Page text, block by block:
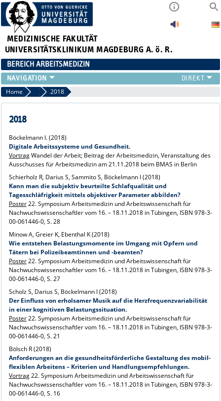
MEDIZINISCHE FAKULTÄT
UNIVERSITÄTSKLINIKUM MAGDEBURG A. ö. R.
BEREICH ARBEITSMEDIZIN
INSTITUT
TEAM
ARBEITSGRUPPEN
LEHRE
FORSCHUNG
PUBLIKATIONEN
AKTUELLES
Home Vorträge und Poster
2018
2018
Böckelmann I. (2018)
Digitale Arbeitssysteme und Gesundheit.
VortragWandel der Arbeit; Beitrag der Arbeitsmedizin, Veranstaltung des
Ausschusses für Arbeitsmedizin am 21.11.2018 beim BMAS in Berlin
Schierholz R, Darius S, Sammito S, Böckelmann I (2018)
Kann man die subjektiv beurteilte Schlafqualität und
Tagesschläfrigkeit mittels objektiver Parameter abbilden?
Poster22. Symposium Arbeitsmedizin und Arbeitswissenschaft für
Nachwuchswissenschaftler vom 16. – 18.11.2018 in Tübingen, ISBN 978-3-
00-061446-0, S. 28
Minow A, Greier K, Ebenthal K (2018)
Wie entstehen Belastungsmomente im Umgang mit Opfern und
Tätern bei Polizeibeamtinnen und -beamten?
Poster22. Symposium Arbeitsmedizin und Arbeitswissenschaft für
Nachwuchswissenschaftler vom 16. – 18.11.2018 in Tübingen, ISBN 978-3-
00-061446-0, S. 27
Scholz S, Darius S, Böckelmann I (2018)
Der Einfluss von erholsamer Musik auf die Herzfrequenzvariabilität
in einer kognitiven Belastungssituation.
Poster22. Symposium Arbeitsmedizin und Arbeitswissenschaft für
Nachwuchswissenschaftler vom 16. – 18.11.2018 in Tübingen, ISBN 978-3-
00-061446-0, S. 21
Bölsch R (2018)
Anforderungen an die gesundheitsförderliche Gestaltung des mobil-
flexiblen Arbeitens – Kriterien und Handlungsempfehlungen.
Vortrag22. Symposium Arbeitsmedizin und Arbeitswissenschaft für
Nachwuchswissenschaftler vom 16. – 18.11.2018 in Tübingen, ISBN 978-3-
00-061446-0, S. 16